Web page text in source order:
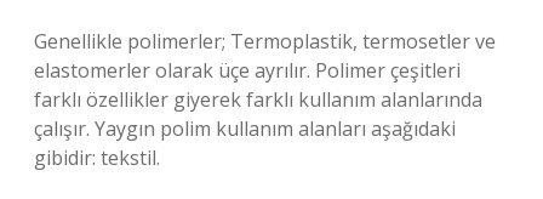
Genellikle polimerler; Termoplastik, termosetler ve
elastomerler olarak üçe ayrılır. Polimer çeşitleri
farklı özellikler giyerek farklı kullanım alanlarında
çalışır. Yaygın polim kullanım alanları aşağıdaki
gibidir: tekstil.